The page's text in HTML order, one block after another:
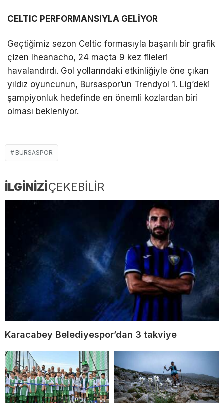
CELTIC PERFORMANSIYLA GELİYOR
Geçtiğimiz sezon Celtic formasıyla başarılı bir grafik
çizen Iheanacho, 24 maçta 9 kez fileleri
havalandırdı. Gol yollarındaki etkinliğiyle öne çıkan
yıldız oyuncunun, Bursaspor’un Trendyol 1. Lig’deki
şampiyonluk hedefinde en önemli kozlardan biri
olması bekleniyor.
BURSASPOR
İLGİNİZİÇEKEBİLİR
Karacabey Belediyespor’dan 3 takviye